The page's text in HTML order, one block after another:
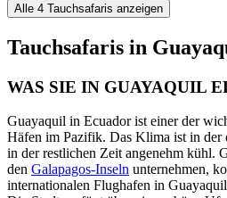
Alle 4 Tauchsafaris anzeigen
Tauchsafaris in
WAS SIE IN GUAYAQUIL
Guayaquil in Ecuador ist einer der
Häfen im Pazifik. Das Klima ist in der
in der restlichen Zeit angenehm kühl.
den Galapagos-Inseln unternehmen,
internationalen Flughafen in